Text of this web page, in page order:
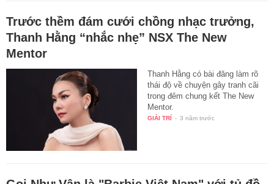
Trước thềm đám cưới chồng nhạc trưởng,
Thanh Hằng “nhắc nhẹ” NSX The New
Mentor
Thanh Hằng có bài đăng làm rõ
thái độ về chuyện gây tranh cãi
trong đêm chung kết The New
Mentor.
GIẢI TRÍ - 3 năm trước